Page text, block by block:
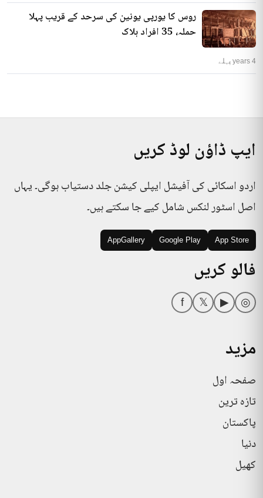
روس کا یورپی یونین کی سرحد کے قریب پہلا
حملہ، 35 افراد ہلاک
4 years پہلے
ایپ ڈاؤن لوڈ کریں
اردو اسکائی کی آفیشل ایپلی کیشن جلد دستیاب ہوگی۔ یہاں
اصل اسٹور لنکس شامل کیے جا سکتے ہیں۔
App Store
Google Play
AppGallery
فالو کریں
◎
▶
𝕏
f
مزید
صفحہ اول
تازہ ترین
پاکستان
دنیا
کھیل